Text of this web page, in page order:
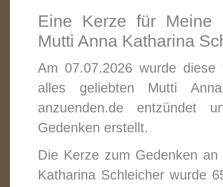
Eine Kerze für Meine
Mutti Anna Katharina
Am 07.07.2026 wurde
alles geliebten Mutti
anzuenden.de entzündet
Gedenken erstellt.
Die Kerze zum Gedenken
Katharina Schleicher wurde